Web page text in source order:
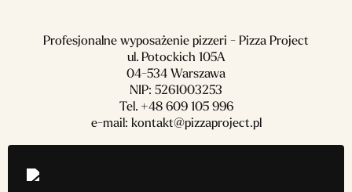
Profesjonalne wyposażenie pizzeri - Pizza Project
ul. Potockich 105A
04-534 Warszawa
NIP: 5261003253
Tel. +48 609 105 996
e-mail: kontakt@pizzaproject.pl